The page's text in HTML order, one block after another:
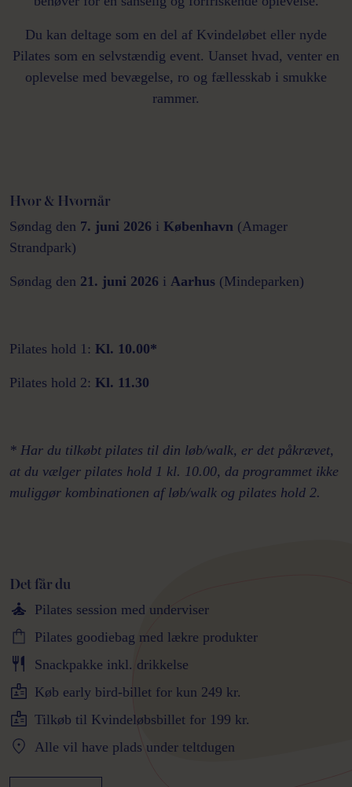
Du kan deltage som en del af Kvindeløbet eller nyde
Pilates som en selvstændig event. Uanset hvad, venter en
oplevelse med bevægelse, ro og fællesskab i smukke
rammer.
Hvor & Hvornår
Søndag den 7. juni 2026 i København (Amager
Strandpark)
Søndag den 21. juni 2026 i Aarhus (Mindeparken)
Pilates hold 1: Kl. 10.00*
Pilates hold 2: Kl. 11.30
* Har du tilkøbt pilates til din løb/walk, er det påkrævet,
at du vælger pilates hold 1 kl. 10.00, da programmet ikke
muliggør kombinationen af løb/walk og pilates hold 2.
Det får du
Pilates session med underviser
Pilates goodiebag med lækre produkter
Snackpakke inkl. drikkelse
Køb early bird-billet for kun 249 kr.
Tilkøb til Kvindeløbsbillet for 199 kr.
Alle vil have plads under teltdugen